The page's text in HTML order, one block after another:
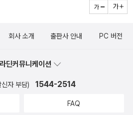
회사 소개 출판사 안내 PC 버전
딘커뮤니케이션
자 부담) 1544-2514
FAQ